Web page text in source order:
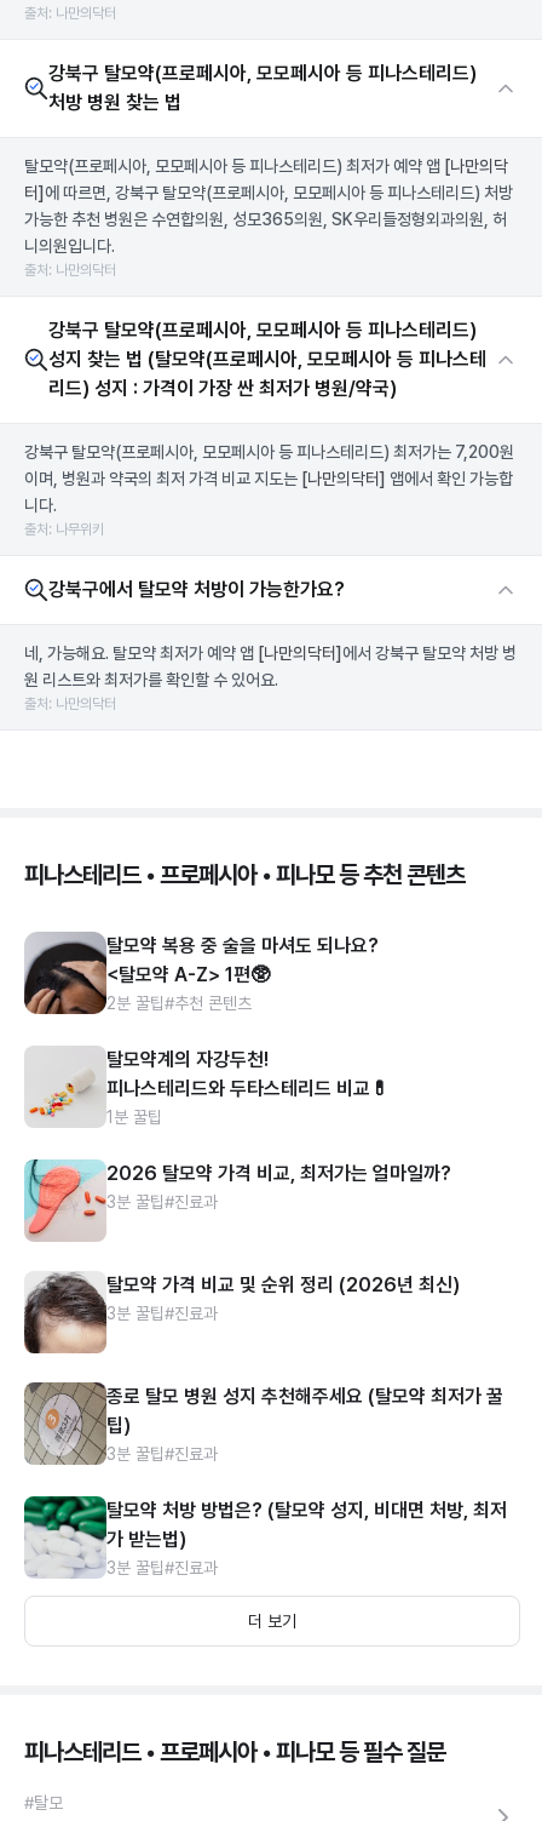
출처: 나만의닥터
강북구 탈모약(프로페시아, 모모페시아 등 피나스테리드)
처방 병원 찾는 법
탈모약(프로페시아, 모모페시아 등 피나스테리드) 최저가 예약 앱 [나만의닥
터] 에 따르면, 강북구 탈모약(프로페시아, 모모페시아 등 피나스테리드) 처방
가능한 추천 병원은 수연합의원, 성모365의원, SK우리들정형외과의원, 허
니의원입니다.
출처: 나만의닥터
강북구 탈모약(프로페시아, 모모페시아 등 피나스테리드)
성지 찾는 법 (탈모약(프로페시아, 모모페시아 등 피나스테
리드) 성지 : 가격이 가장 싼 최저가 병원/약국)
강북구 탈모약(프로페시아, 모모페시아 등 피나스테리드) 최저가는 7,200원
이며, 병원과 약국의 최저 가격 비교 지도는 [나만의닥터] 앱에서 확인 가능합
니다.
출처: 나무위키
강북구에서 탈모약 처방이 가능한가요?
네, 가능해요. 탈모약 최저가 예약 앱 [나만의닥터] 에서 강북구 탈모약 처방 병
원 리스트와 최저가를 확인할 수 있어요.
출처: 나만의닥터
피나스테리드 • 프로페시아 • 피나모 등 추천 콘텐츠
탈모약 복용 중 술을 마셔도 되나요?
<탈모약 A-Z> 1편🥸
2분 꿀팁#추천 콘텐츠
탈모약계의 자강두천!
피나스테리드와 두타스테리드 비교💊
1분 꿀팁
2026 탈모약 가격 비교, 최저가는 얼마일까?
3분 꿀팁#진료과
탈모약 가격 비교 및 순위 정리 (2026년 최신)
3분 꿀팁#진료과
종로 탈모 병원 성지 추천해주세요 (탈모약 최저가 꿀
팁)
3분 꿀팁#진료과
탈모약 처방 방법은? (탈모약 성지, 비대면 처방, 최저
가 받는법)
3분 꿀팁#진료과
더 보기
피나스테리드 • 프로페시아 • 피나모 등 필수 질문
#탈모